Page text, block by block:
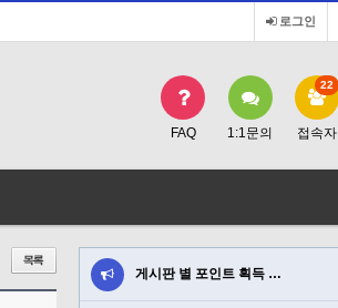
로그인
FAQ 1:1문의 접속자
22
획득 … 게시판 별 포인트 획득 …